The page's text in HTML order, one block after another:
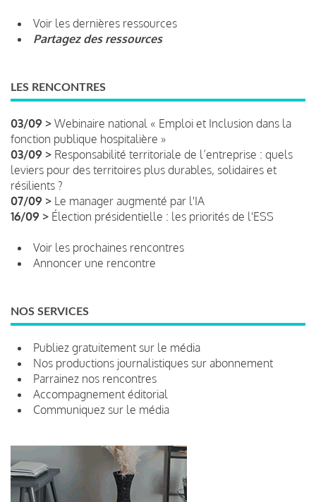
Voir les dernières ressources
Partagez des ressources
LES RENCONTRES
03/09 > Webinaire national « Emploi et Inclusion dans la
fonction publique hospitalière »
03/09 > Responsabilité territoriale de l’entreprise : quels
leviers pour des territoires plus durables, solidaires et
résilients ?
07/09 > Le manager augmenté par l'IA
16/09 > Élection présidentielle : les priorités de l'ESS
Voir les prochaines rencontres
Annoncer une rencontre
NOS SERVICES
Publiez gratuitement sur le média
Nos productions journalistiques sur abonnement
Parrainez nos rencontres
Accompagnement éditorial
Communiquez sur le média